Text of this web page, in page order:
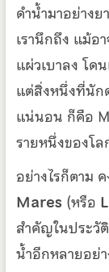
ดำน้ำมาอย่างย
เรานึกถึง แม้อ
แผ่วเบาลง โ
แต่สิ่งหนึ่งที่นัก
แน่นอน ก็คือ
รายหนึ่งของโล
อย่างไรก็ตาม
Mares (หรือ
สำคัญในประวั
น้ำอีกหลายอย่